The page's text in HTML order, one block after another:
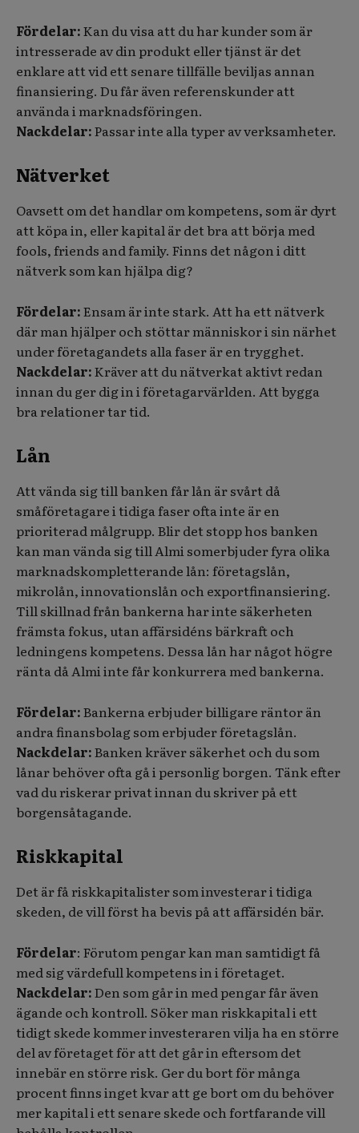
Fördelar:Kan du visa att du har kunder som är
intresserade av din produkt eller tjänst är det
enklare att vid ett senare tillfälle beviljas annan
finansiering. Du får även referenskunder att
använda i marknadsföringen.
Nackdelar:Passar inte alla typer av verksamheter.
Nätverket
Oavsett om det handlar om kompetens, som är dyrt
att köpa in, eller kapital är det bra att börja med
fools, friends and family. Finns det någon i ditt
nätverk som kan hjälpa dig?
Fördelar:Ensam är inte stark. Att ha ett nätverk
där man hjälper och stöttar människor i sin närhet
under företagandets alla faser är en trygghet.
Nackdelar:Kräver att du nätverkat aktivt redan
innan du ger dig in i företagarvärlden. Att bygga
bra relationer tar tid.
Lån
Att vända sig till banken får lån är svårt då
småföretagare i tidiga faser ofta inte är en
prioriterad målgrupp. Blir det stopp hos banken
kan man vända sig till Almi somerbjuder fyra olika
marknadskompletterande lån: företagslån,
mikrolån, innovationslån och exportfinansiering.
Till skillnad från bankerna har inte säkerheten
främsta fokus, utan affärsidéns bärkraft och
ledningens kompetens. Dessa lån har något högre
ränta då Almi inte får konkurrera med bankerna.
Fördelar:Bankerna erbjuder billigare räntor än
andra finansbolag som erbjuder företagslån.
Nackdelar:Banken kräver säkerhet och du som
lånar behöver ofta gå i personlig borgen. Tänk efter
vad du riskerar privat innan du skriver på ett
borgensåtagande.
Riskkapital
Det är få riskkapitalister som investerar i tidiga
skeden, de vill först ha bevis på att affärsidén bär.
Fördelar: Förutom pengar kan man samtidigt få
med sig värdefull kompetens in i företaget.
Nackdelar:Den som går in med pengar får även
ägande och kontroll. Söker man riskkapital i ett
tidigt skede kommer investeraren vilja ha en större
del av företaget för att det går in eftersom det
innebär en större risk. Ger du bort för många
procent finns inget kvar att ge bort om du behöver
mer kapital i ett senare skede och fortfarande vill